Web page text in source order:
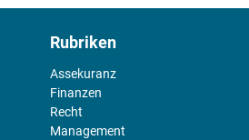
Rubriken
Assekuranz
Finanzen
Recht
Management